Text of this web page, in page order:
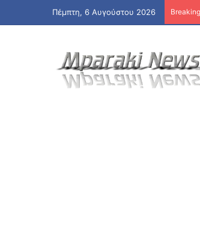
Πέμπτη, 6 Αυγούστου 2026